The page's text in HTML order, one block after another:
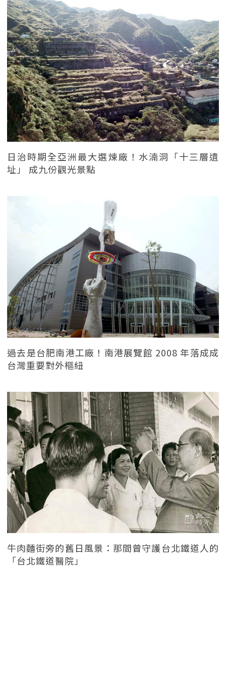
日治時期全亞洲最大選煉廠！水湳洞「十三層遺
址」 成九份觀光景點
過去是台肥南港工廠！南港展覽館 2008 年落成成
台灣重要對外樞紐
牛肉麵街旁的舊日風景：那間曾守護台北鐵道人的
「台北鐵道醫院」